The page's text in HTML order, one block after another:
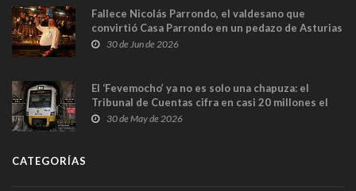
Fallece Nicolás Parrondo, el valdesano que
convirtió Casa Parrondo en un pedazo de Asturias
en Madrid
30 de Jun de 2026
El ‘Fevemocho’ ya no es solo una chapuza: el
Tribunal de Cuentas cifra en casi 20 millones el
sobrecoste de los trenes que no cabían por los
30 de May de 2026
CATEGORÍAS